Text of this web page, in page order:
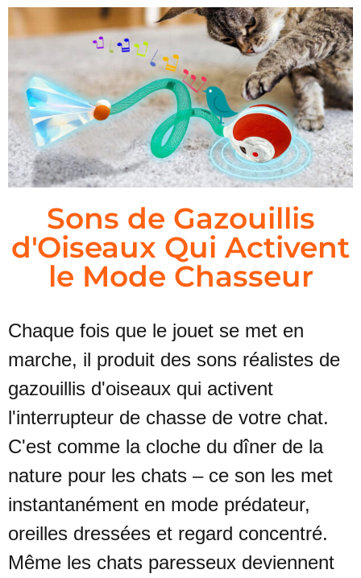
Sons de Gazouillis
d'Oiseaux Qui Activent
le Mode Chasseur
Chaque fois que le jouet se met en
marche, il produit des sons réalistes de
gazouillis d'oiseaux qui activent
l'interrupteur de chasse de votre chat.
C'est comme la cloche du dîner de la
nature pour les chats – ce son les met
instantanément en mode prédateur,
oreilles dressées et regard concentré.
Même les chats paresseux deviennent